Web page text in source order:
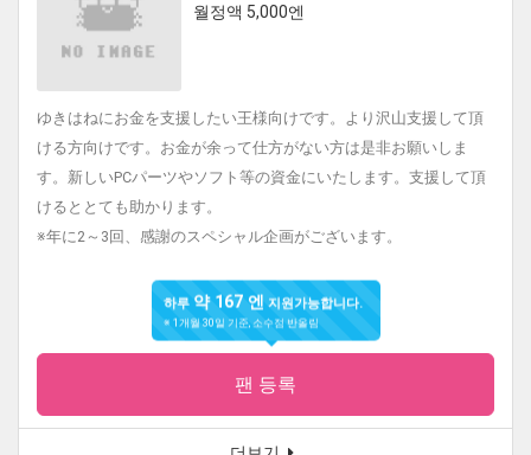
월정액 5,000엔
ゆきはねにお金を支援したい王様向けです。より沢山支援して頂
ける方向けです。お金が余って仕方がない方は是非お願いしま
す。新しいPCパーツやソフト等の資金にいたします。支援して頂
けるととても助かります。
※年に2～3回、感謝のスペシャル企画がございます。
하루약 167 엔지원가능합니다.
※ 1개월 30일 기준, 소수점 반올림
팬 등록